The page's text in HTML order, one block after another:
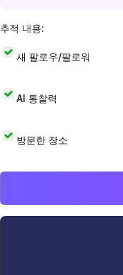
추적 내용:
새 팔로우/팔로워
AI 통찰력
방문한 장소